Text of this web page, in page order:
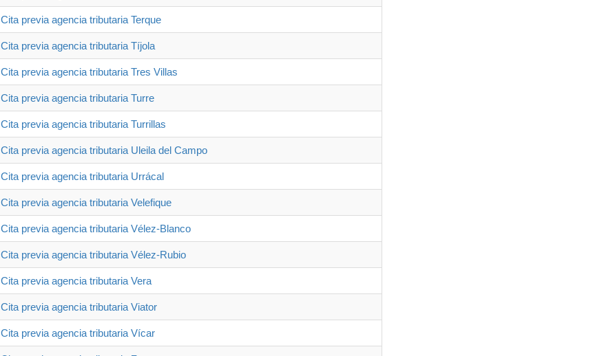
Cita previa agencia tributaria Terque
Cita previa agencia tributaria Tíjola
Cita previa agencia tributaria Tres Villas
Cita previa agencia tributaria Turre
Cita previa agencia tributaria Turrillas
Cita previa agencia tributaria Uleila del Campo
Cita previa agencia tributaria Urrácal
Cita previa agencia tributaria Velefique
Cita previa agencia tributaria Vélez-Blanco
Cita previa agencia tributaria Vélez-Rubio
Cita previa agencia tributaria Vera
Cita previa agencia tributaria Viator
Cita previa agencia tributaria Vícar